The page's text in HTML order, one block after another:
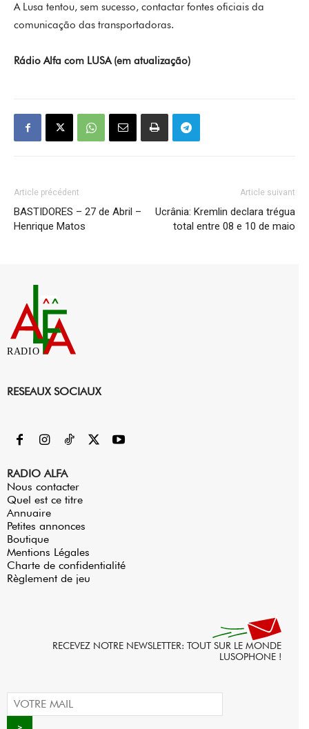
A Lusa tentou, sem sucesso, contactar fontes oficiais da
comunicação das transportadoras.
Rádio Alfa com LUSA (em atualização)
Article précédent
BASTIDORES – 27 de Abril –
Henrique Matos
Article suivant
Ucrânia: Kremlin declara trégua
total entre 08 e 10 de maio
RADIO
RESEAUX SOCIAUX
RADIO ALFA
Nous contacter
Quel est ce titre
Annuaire
Petites annonces
Boutique
Mentions Légales
Charte de confidentialité
Règlement de jeu
RECEVEZ NOTRE NEWSLETTER: TOUT SUR LE MONDE
LUSOPHONE !